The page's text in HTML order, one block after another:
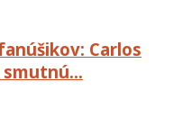
Carlos
smutnú…